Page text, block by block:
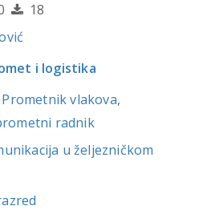
18
i logistika
Prometnik vlakova,
radnik
u željezničkom